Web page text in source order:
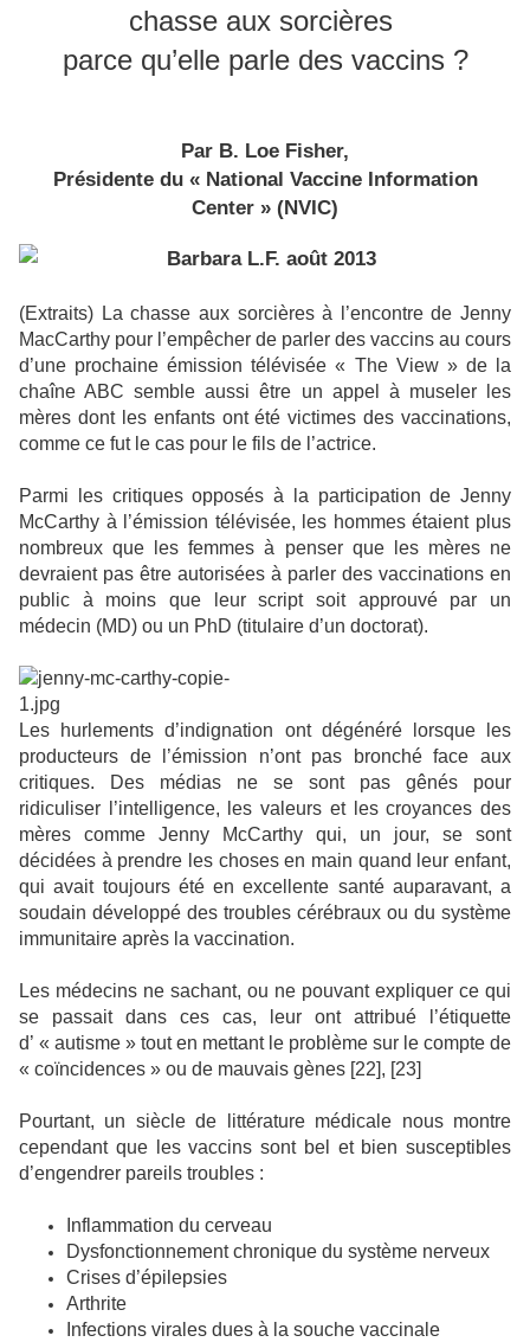
chasse aux sorcières
parce qu’elle parle des vaccins ?
Par B. Loe Fisher,
Présidente du « National Vaccine Information
Center » (NVIC)
(Extraits) La chasse aux sorcières à l’encontre de Jenny
MacCarthy pour l’empêcher de parler des vaccins au cours
d’une prochaine émission télévisée « The View » de la
chaîne ABC semble aussi être un appel à museler les
mères dont les enfants ont été victimes des vaccinations,
comme ce fut le cas pour le fils de l’actrice.
Parmi les critiques opposés à la participation de Jenny
McCarthy à l’émission télévisée, les hommes étaient plus
nombreux que les femmes à penser que les mères ne
devraient pas être autorisées à parler des vaccinations en
public à moins que leur script soit approuvé par un
médecin (MD) ou un PhD (titulaire d’un doctorat).
Les hurlements d’indignation ont dégénéré lorsque les
producteurs de l’émission n’ont pas bronché face aux
critiques. Des médias ne se sont pas gênés pour
ridiculiser l’intelligence, les valeurs et les croyances des
mères comme Jenny McCarthy qui, un jour, se sont
décidées à prendre les choses en main quand leur enfant,
qui avait toujours été en excellente santé auparavant, a
soudain développé des troubles cérébraux ou du système
immunitaire après la vaccination.
Les médecins ne sachant, ou ne pouvant expliquer ce qui
se passait dans ces cas, leur ont attribué l’étiquette
d’ « autisme » tout en mettant le problème sur le compte de
« coïncidences » ou de mauvais gènes [22], [23]
Pourtant, un siècle de littérature médicale nous montre
cependant que les vaccins sont bel et bien susceptibles
d’engendrer pareils troubles :
Inflammation du cerveau
Dysfonctionnement chronique du système nerveux
Crises d’épilepsies
Arthrite
Infections virales dues à la souche vaccinale